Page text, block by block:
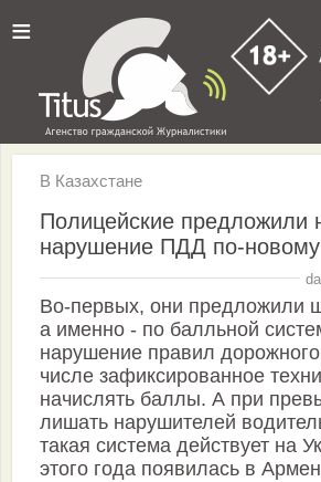
≡
В Казахстане
Полицейские предложили
нарушение ПДД по-новому
Во-первых, они предложили
а именно - по балльной
нарушение правил
числе зафиксированное
начислять баллы. А при
лишать нарушителей
такая система действует на
этого года появилась в